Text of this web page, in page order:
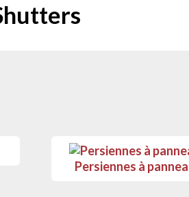
Persiennes à